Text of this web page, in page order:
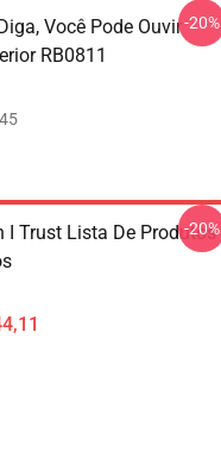
Você Pode Ouvir
RB0811
-20%
I Trust Lista De Produtos
-20%